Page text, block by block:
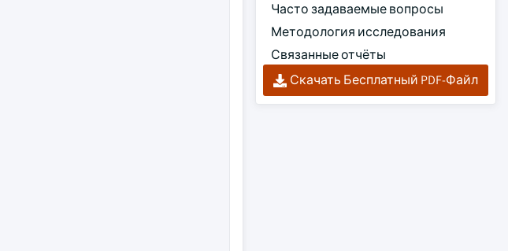
Часто задаваемые вопросы
Методология исследования
Связанные отчёты
Скачать Бесплатный PDF-Файл